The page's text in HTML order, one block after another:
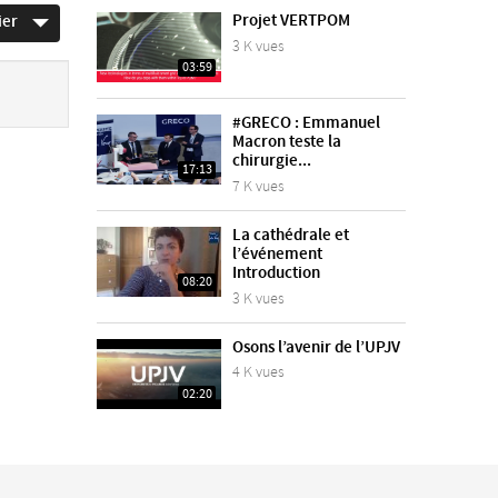
03:59
Projet VERTPOM
3 K vues
17:13
#GRECO : Emmanuel
Macron teste la
chirurgie...
7 K vues
08:20
La cathédrale et
l’événement
Introduction
3 K vues
02:20
Osons l’avenir de l’UPJV
4 K vues